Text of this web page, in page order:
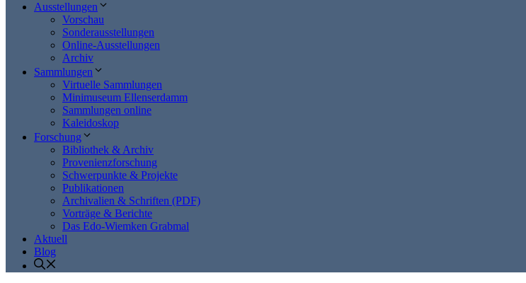
Ausstellungen
Vorschau
Sonderausstellungen
Online-Ausstellungen
Archiv
Sammlungen
Virtuelle Sammlungen
Minimuseum Ellenserdamm
Sammlungen online
Kaleidoskop
Forschung
Bibliothek & Archiv
Provenienzforschung
Schwerpunkte & Projekte
Publikationen
Archivalien & Schriften (PDF)
Vorträge & Berichte
Das Edo-Wiemken Grabmal
Aktuell
Blog